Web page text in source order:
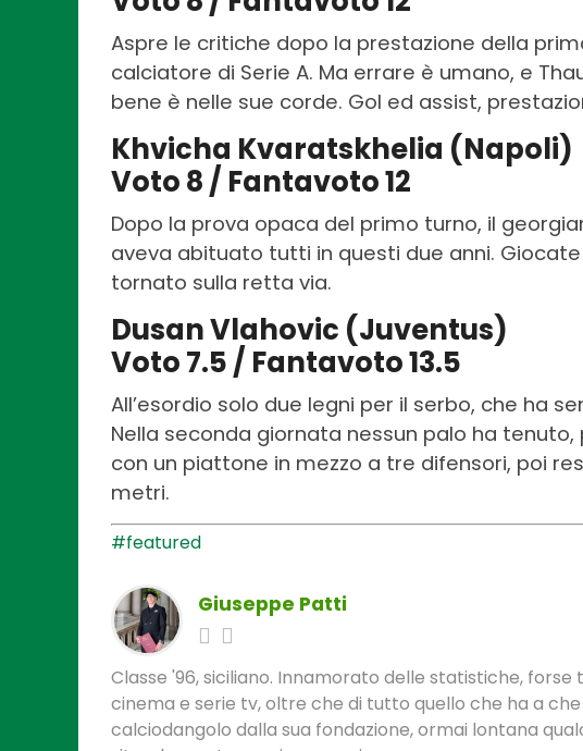
Aspre le critiche dopo la prestazione della
calciatore di Serie A. Ma errare è umano, e
bene è nelle sue corde. Gol ed assist,
Khvicha Kvaratskhelia (Napoli)
Voto 8 / Fantavoto 12
Dopo la prova opaca del primo turno, il
aveva abituato tutti in questi due anni.
tornato sulla retta via.
Dusan Vlahovic (Juventus)
Voto 7.5 / Fantavoto 13.5
All’esordio solo due legni per il serbo, che ha
Nella seconda giornata nessun palo ha
con un piattone in mezzo a tre difensori, poi
metri.
#featured
Giuseppe Patti
Classe '96, siciliano. Innamorato delle statistiche,
cinema e serie tv, oltre che di tutto quello che ha a
calciodangolo dalla sua fondazione, ormai lontana